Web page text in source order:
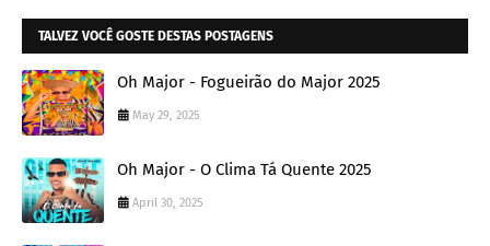
TALVEZ VOCÊ GOSTE DESTAS POSTAGENS
Oh Major - Fogueirão do Major 2025
May 29, 2025
Oh Major - O Clima Tá Quente 2025
April 30, 2025